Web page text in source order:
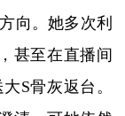
向。她多次利
甚至在直播间
大S骨灰返台。